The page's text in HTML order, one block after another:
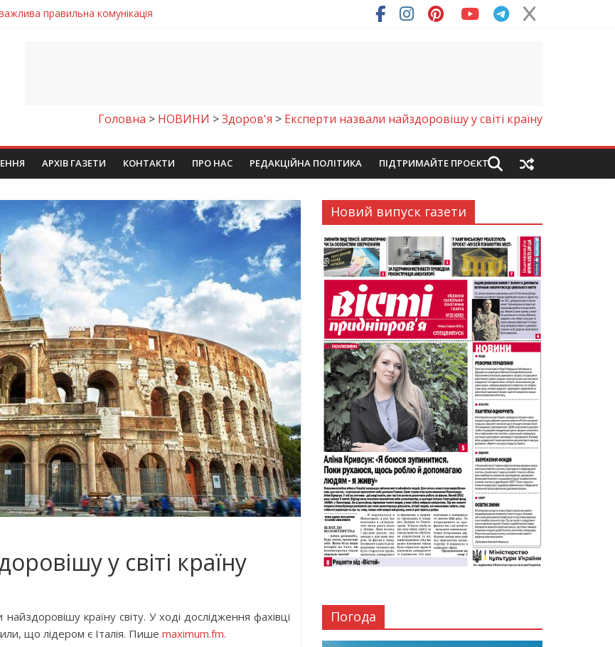
центри на Дніпропетровщині
досліджують місце розташування легендарного монастиря (Фото)
шанс на власне житло
правильна комунікація
Головна > НОВИНИ >Здоров'я > Експерти назвали найздоровішу у світі країну
АРХІВ ГАЗЕТИ КОНТАКТИ ПРО НАС РЕДАКЦІЙНА ПОЛІТИКА ПІДТРИМАЙТЕ ПРОЄКТ
у світі країну
країну світу. У ході дослідження фахівці
що лідером є Італія. Пише maximum.fm.
Новий випуск газети
Погода